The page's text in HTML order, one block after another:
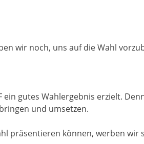
wir noch, uns auf die Wahl
gutes Wahlergebnis erzielt.
und umsetzen.
präsentieren können, werben wir